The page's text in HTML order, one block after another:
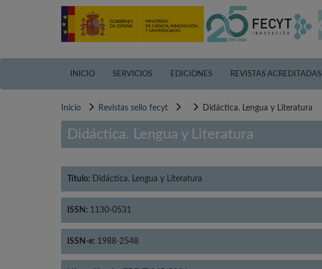
INICIO SERVICIOS EDICIONES REVISTAS ACREDITADAS
Inicio Revistas sello fecyt Didáctica. Lengua y Literatura
Didáctica. Lengua y Literatura
Título: Didáctica. Lengua y Literatura
ISSN: 1130-0531
ISSN-e: 1988-2548